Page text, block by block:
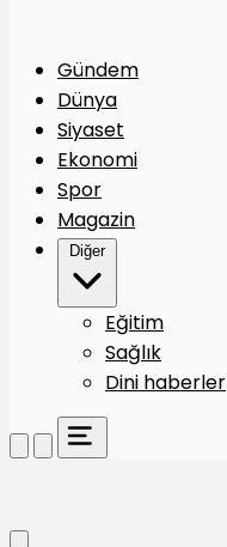
Gündem
Dünya
Siyaset
Ekonomi
Spor
Magazin
Diğer
Eğitim
Sağlık
Dini haberler